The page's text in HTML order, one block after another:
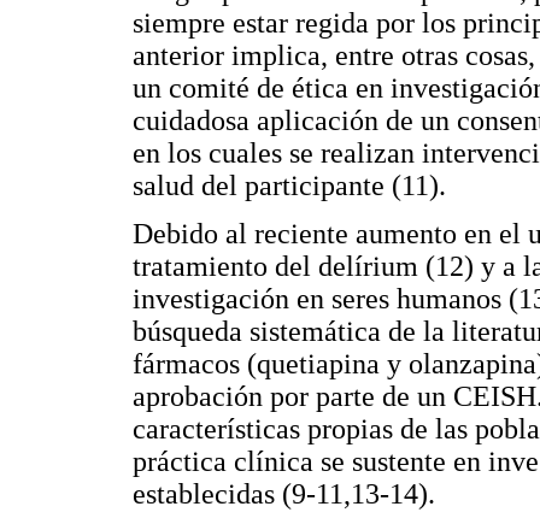
siempre estar regida por los
anterior implica, entre otras
un comité de ética en
cuidadosa aplicación de un
en los cuales se realizan
salud del participante (11).
Debido al reciente aumento en el
tratamiento del delírium (12) y a
investigación en seres humanos
búsqueda sistemática de la
fármacos (quetiapina y
aprobación por parte de un
características propias de las
práctica clínica se sustente en
establecidas (9-11,13-14).